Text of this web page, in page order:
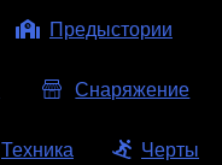
Предыстории
Снаряжение
Техника Черты